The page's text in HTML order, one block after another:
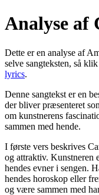
Analyse af
Dette er en analyse af
selve sangteksten, så
lyrics.
Denne sangtekst er en
der bliver præsenteret
om kunstnerens
sammen med hende.
I første vers beskrives
og attraktiv. Kunstneren
hendes evner i sengen.
hendes horoskop eller
og være sammen med